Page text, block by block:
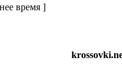
время ]